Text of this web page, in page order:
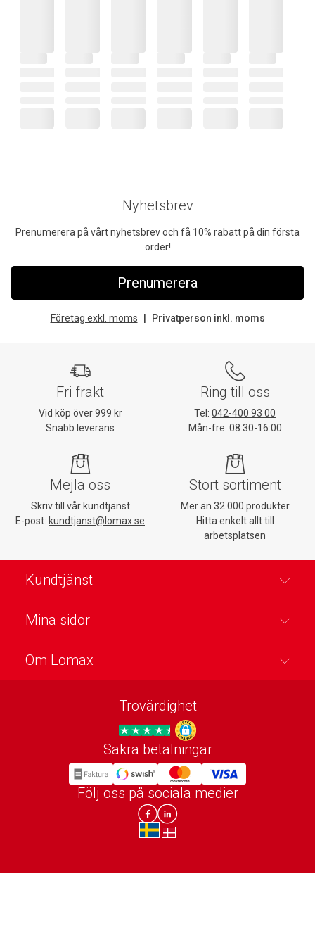
Nyhetsbrev
Prenumerera på vårt nyhetsbrev och få 10% rabatt på din första
order!
Prenumerera
Företag exkl. moms Privatperson inkl. moms
Fri frakt
Vid köp över 999 kr
Snabb leverans
Ring till oss
Tel: 042-400 93 00
Mån-fre: 08:30-16:00
Mejla oss
Skriv till vår kundtjänst
E-post: kundtjanst@lomax.se
Stort sortiment
Mer än 32 000 produkter
Hitta enkelt allt till
arbetsplatsen
Kundtjänst
Mina sidor
Om Lomax
Trovärdighet
Trygg E-handel
Säkra betalningar
Följ oss på sociala medier
Lomax DK Facebook
Lomax SE LinkIn
sv-SEda-DK